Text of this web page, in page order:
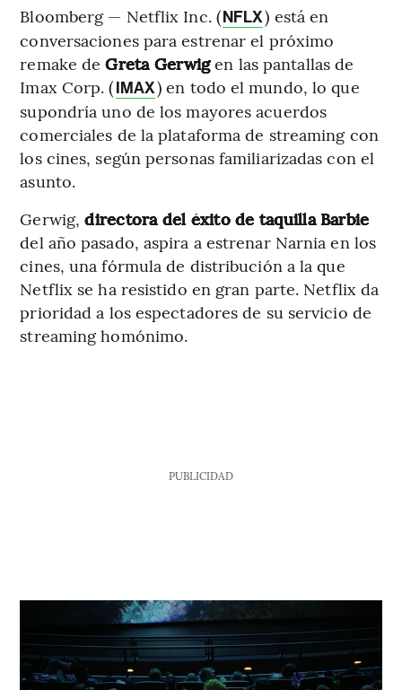
Bloomberg — Netflix Inc. (NFLX) está en
conversaciones para estrenar el próximo
remake deGreta Gerwigen las pantallas de
Imax Corp. (IMAX) en todo el mundo, lo que
supondría uno de los mayores acuerdos
comerciales de la plataforma de streaming con
los cines, según personas familiarizadas con el
asunto.
Gerwig, directora del éxito de taquilla Barbie
del año pasado, aspira a estrenar Narnia en los
cines, una fórmula de distribución a la que
Netflix se ha resistido en gran parte. Netflix da
prioridad a los espectadores de su servicio de
streaming homónimo.
PUBLICIDAD